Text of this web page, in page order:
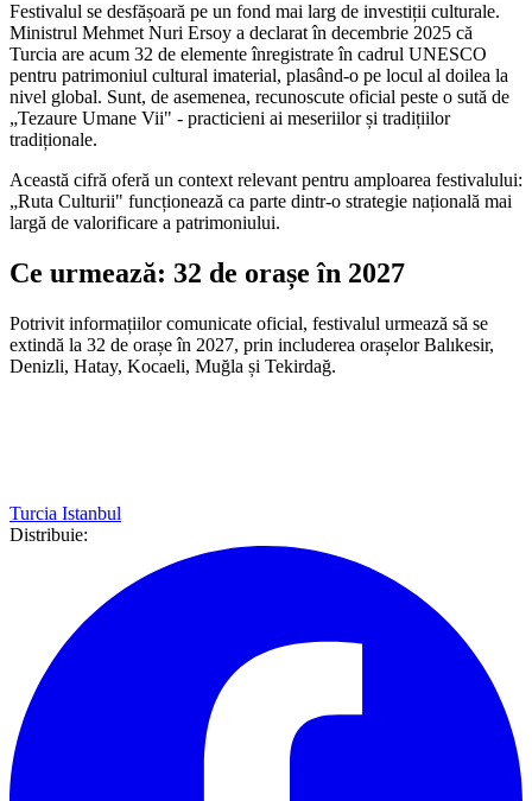
Festivalul se desfășoară pe un fond mai larg de investiții culturale.
Ministrul Mehmet Nuri Ersoy a declarat în decembrie 2025 că
Turcia are acum 32 de elemente înregistrate în cadrul UNESCO
pentru patrimoniul cultural imaterial, plasând-o pe locul al doilea la
nivel global. Sunt, de asemenea, recunoscute oficial peste o sută de
„Tezaure Umane Vii" - practicieni ai meseriilor și tradițiilor
tradiționale.
Această cifră oferă un context relevant pentru amploarea festivalului:
„Ruta Culturii" funcționează ca parte dintr-o strategie națională mai
largă de valorificare a patrimoniului.
Ce urmează: 32 de orașe în 2027
Potrivit informațiilor comunicate oficial, festivalul urmează să se
extindă la 32 de orașe în 2027, prin includerea orașelor Balıkesir,
Denizli, Hatay, Kocaeli, Muğla și Tekirdağ.
Turcia Istanbul
Distribuie: